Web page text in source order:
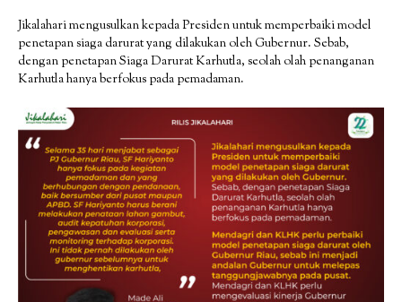
Jikalahari mengusulkan kepada Presiden untuk memperbaiki model
penetapan siaga darurat yang dilakukan oleh Gubernur. Sebab,
dengan penetapan Siaga Darurat Karhutla, seolah olah penanganan
Karhutla hanya berfokus pada pemadaman.